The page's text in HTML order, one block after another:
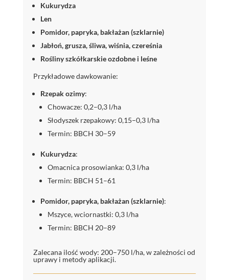
Kukurydza
Len
Pomidor, papryka, bakłażan (szklarnie)
Jabłoń, grusza, śliwa, wiśnia, czereśnia
Rośliny szkółkarskie ozdobne i leśne
Przykładowe dawkowanie:
Rzepak ozimy:
Chowacze: 0,2–0,3 l/ha
Słodyszek rzepakowy: 0,15–0,3 l/ha
Termin: BBCH 30–59
Kukurydza:
Omacnica prosowianka: 0,3 l/ha
Termin: BBCH 51–61
Pomidor, papryka, bakłażan (szklarnie):
Mszyce, wciornastki: 0,3 l/ha
Termin: BBCH 20–89
Zalecana ilość wody: 200–750 l/ha, w zależności od
uprawy i metody aplikacji.